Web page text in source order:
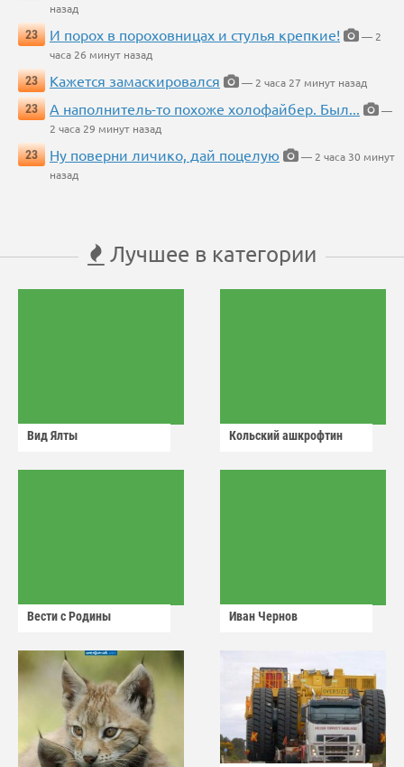
назад
23
И порох в пороховницах и стулья крепкие!
— 2
часа 26 минут назад
23
Кажется замаскировался
— 2 часа 27 минут назад
23
А наполнитель-то похоже холофайбер. Был...
—
2 часа 29 минут назад
23
Ну поверни личико, дай поцелую
— 2 часа 30 минут
назад
Лучшее в категории
Вид Ялты Кольский ашкрофтин
Вести с Родины Иван Чернов